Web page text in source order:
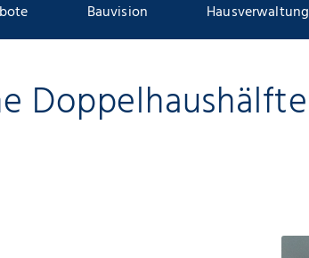
Bauvision Hausverwaltung
Doppelhaushälfte